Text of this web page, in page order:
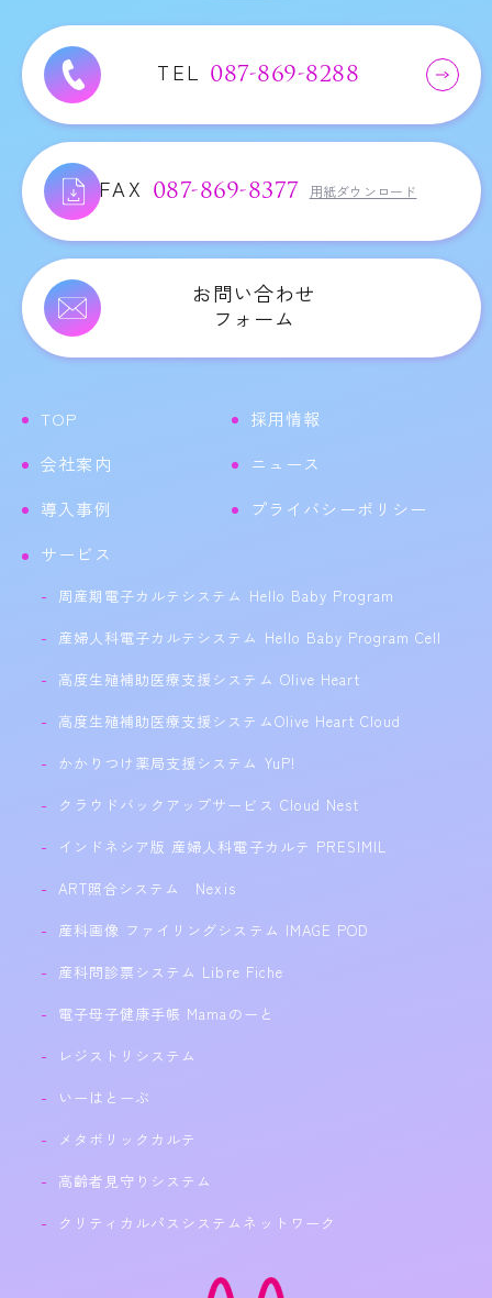
TEL 087-869-8288
FAX 087-869-8377 用紙ダウンロード
お問い合わせ
フォーム
TOP
会社案内
導入事例
採用情報
ニュース
プライバシーポリシー
サービス
周産期電子カルテシステム Hello Baby Program
産婦人科電子カルテシステム Hello Baby Program Cell
高度生殖補助医療支援システム Olive Heart
高度生殖補助医療支援システムOlive Heart Cloud
かかりつけ薬局支援システム YuP!
クラウドバックアップサービス Cloud Nest
インドネシア版 産婦人科電子カルテ PRESIMIL
ART照合システム Nexis
産科画像 ファイリングシステム IMAGE POD
産科問診票システム Libre Fiche
電子母子健康手帳 Mamaのーと
レジストリシステム
いーはとーぶ
メタボリックカルテ
高齢者見守りシステム
クリティカルパスシステムネットワーク